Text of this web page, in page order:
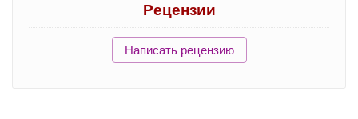
Рецензии
Написать рецензию